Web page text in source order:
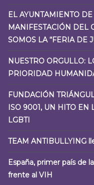
EL AYUNTAMIENTO
MANIFESTACIÓN DEL
SOMOS LA “FERIA DE
NUESTRO ORGULLO:
PRIORIDAD
FUNDACIÓN
ISO 9001, UN HITO EN
LGBTI
TEAM ANTIBULLYING
España, primer país de
frente al VIH